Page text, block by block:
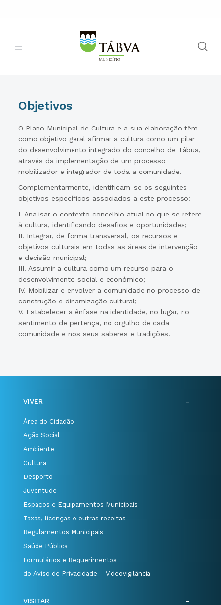
Objetivos
O Plano Municipal de Cultura e a sua elaboração têm
como objetivo geral afirmar a cultura como um pilar
do desenvolvimento integrado do concelho de Tábua,
através da implementação de um processo
mobilizador e integrador de toda a comunidade.
Complementarmente, identificam-se os seguintes
objetivos específicos associados a este processo:
I. Analisar o contexto concelhio atual no que se refere
à cultura, identificando desafios e oportunidades;
II. Integrar, de forma transversal, os recursos e
objetivos culturais em todas as áreas de intervenção
e decisão municipal;
III. Assumir a cultura como um recurso para o
desenvolvimento social e económico;
IV. Mobilizar e envolver a comunidade no processo de
construção e dinamização cultural;
V. Estabelecer a ênfase na identidade, no lugar, no
sentimento de pertença, no orgulho de cada
comunidade e nos seus saberes e tradições.
VIVER
Área do Cidadão
Ação Social
Ambiente
Cultura
Desporto
Juventude
Espaços e Equipamentos Municipais
Taxas, licenças e outras receitas
Regulamentos Municipais
Saúde Pública
Formulários e Requerimentos
do Aviso de Privacidade – Videovigilância
VISITAR